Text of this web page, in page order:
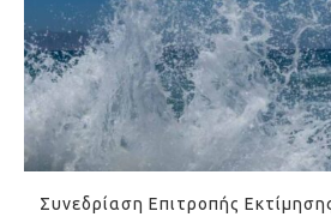
Συνεδρίαση Επιτροπής